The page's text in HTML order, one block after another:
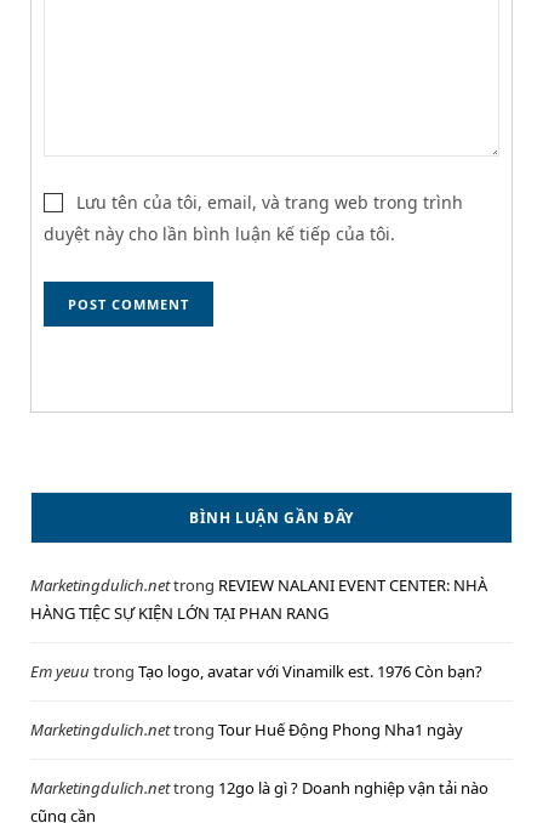
Lưu tên của tôi, email, và trang web trong trình
duyệt này cho lần bình luận kế tiếp của tôi.
BÌNH LUẬN GẦN ĐÂY
Marketingdulich.nettrong REVIEW NALANI EVENT CENTER: NHÀ
HÀNG TIỆC SỰ KIỆN LỚN TẠI PHAN RANG
Em yeuu trong Tạo logo, avatar với Vinamilk est. 1976 Còn bạn?
Marketingdulich.nettrong Tour Huế Động Phong Nha1 ngày
Marketingdulich.nettrong 12go là gì ? Doanh nghiệp vận tải nào
cũng cần